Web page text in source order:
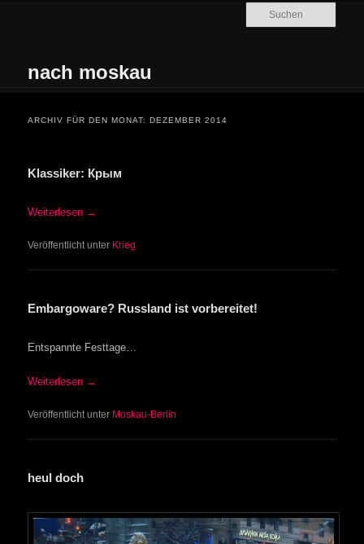
nach moskau
ARCHIV FÜR DEN MONAT:DEZEMBER 2014
Klassiker: Крым
Weiterlesen →
Veröffentlicht unter Krieg
Embargoware? Russland ist vorbereitet!
Entspannte Festtage…
Weiterlesen →
Veröffentlicht unter Moskau-Berlin
heul doch